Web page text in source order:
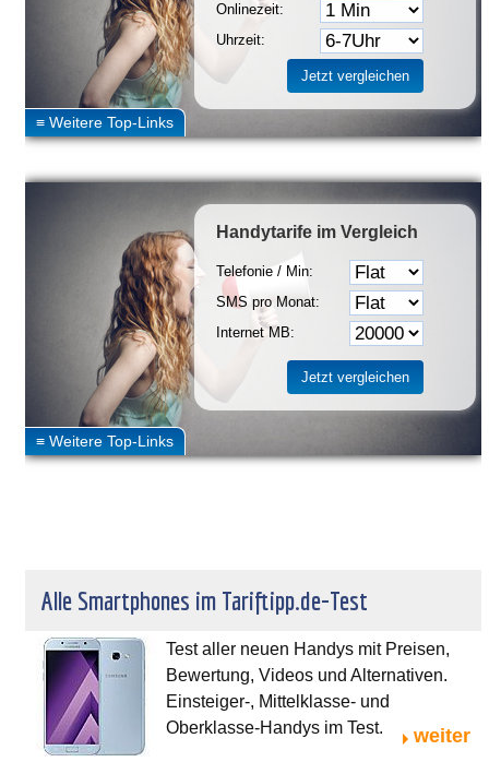
Onlinezeit:
Uhrzeit:
Handytarife im Vergleich
Telefonie / Min:
SMS pro Monat:
Internet MB:
Alle Smartphones im Tariftipp.de-Test
Test aller neuen Handys mit Preisen,
Bewertung, Videos und Alternativen.
Einsteiger-, Mittelklasse- und
Oberklasse-Handys im Test.
weiter